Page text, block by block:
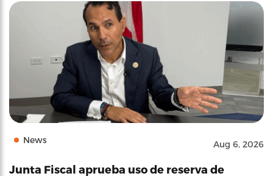
News Aug 6, 2026
Junta Fiscal aprueba uso de reserva de